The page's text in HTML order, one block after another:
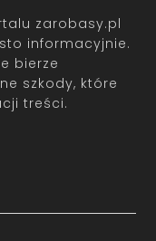
zarobasy.pl
informacyjnie.
bierze
szkody, które
treści.